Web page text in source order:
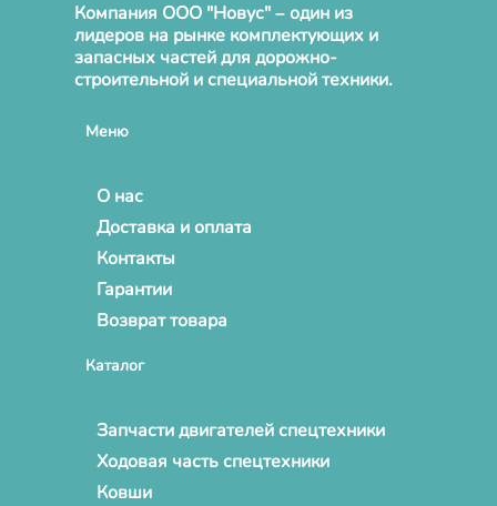
Компания ООО "Новус" – один из
лидеров на рынке комплектующих и
запасных частей для дорожно-
строительной и специальной техники.
Меню
О нас
Доставка и оплата
Контакты
Гарантии
Возврат товара
Каталог
Запчасти двигателей спецтехники
Ходовая часть спецтехники
Ковши